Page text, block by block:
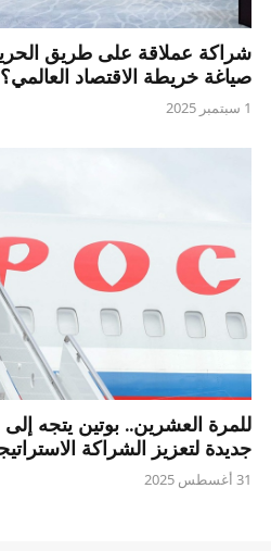
شراكة عملاقة على طريق
صياغة خريطة الاقتصاد العالمي؟
1 سبتمبر 2025
للمرة العشرين.. بوتين يتجه
جديدة لتعزيز الشراكة
31 أغسطس 2025